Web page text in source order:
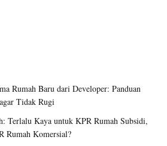
Rumah Baru dari Developer: Panduan
Tidak Rugi
Terlalu Kaya untuk KPR Rumah Subsidi,
Rumah Komersial?